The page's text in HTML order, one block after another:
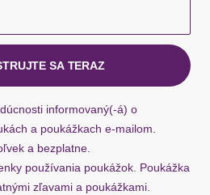
sú zvyčajne doručené
3 pracovných dní.
SA TERAZ
informovaný(-á) o
a poukážkach e-mailom.
a bezplatne.
používania poukážok. Poukážka
zľavami a poukážkami.